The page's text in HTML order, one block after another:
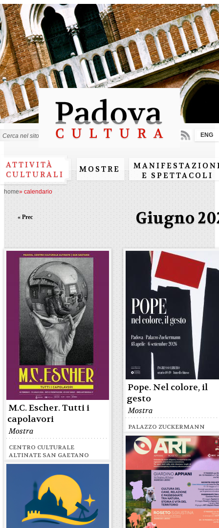
Salta al
contenuto
principale
ATTIVITÀ
CULTURALI
MOSTRE
E SPETTACOLI
ENG
home» calendario
Giugno
« Prec
M.C. Escher. Tutti i
capolavori
Mostra
CENTRO CULTURALE
ALTINATE SAN GAETANO
Pope. Nel colore, il
gesto
Mostra
PALAZZO ZUCKERMANN